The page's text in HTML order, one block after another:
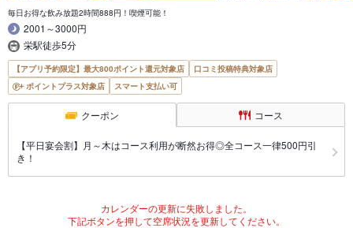
毎日お得な飲み放題2時間888円！喫煙可能！
2001～3000円
栄駅徒歩5分
【アプリ予約限定】最大800ポイント還元対象店
口コミ投稿特典対象店
ポイントプラス対象店
スマート支払い可
クーポン コース
【平日宴会割】月～木はコース利用が断然お得◎全コース一律500円引
き！
カレンダーの更新に失敗しました。
下記ボタンを押して空席状況を更新してください。